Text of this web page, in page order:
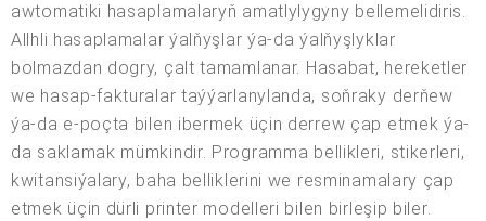
awtomatiki hasaplamalaryň amatlylygyny bellemelidiris.
Allhli hasaplamalar ýalňyşlar ýa-da ýalňyşlyklar
bolmazdan dogry, çalt tamamlanar. Hasabat, hereketler
we hasap-fakturalar taýýarlanylanda, soňraky derňew
ýa-da e-poçta bilen ibermek üçin derrew çap etmek ýa-
da saklamak mümkindir. Programma bellikleri, stikerleri,
kwitansiýalary, baha belliklerini we resminamalary çap
etmek üçin dürli printer modelleri bilen birleşip biler.